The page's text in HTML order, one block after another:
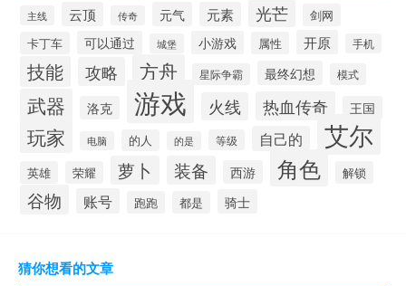
主线 云顶 传奇 元气 元素 光芒
剑网
卡丁车
可以通过 城堡 小游戏 属性 开原 手机
技能 攻略 方舟 星际争霸 最终幻想 模式
武器 洛克 游戏 火线 热血传奇 王国
玩家 电脑 的人 的是 等级 自己的 艾尔
英雄 荣耀 萝卜 装备 西游 角色 解锁
谷物 账号 跑跑 都是 骑士
猜你想看的文章